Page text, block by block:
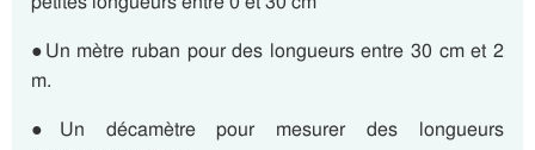
●Un mètre ruban pour des longueurs entre 30 cm et 2
m.
●Un décamètre pour mesurer des longueurs